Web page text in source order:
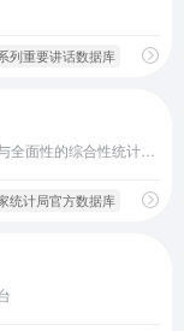
列重要讲话数据库
统计局官方数据库